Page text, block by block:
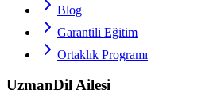
Blog
Garantili Eğitim
Ortaklık Programı
UzmanDil Ailesi